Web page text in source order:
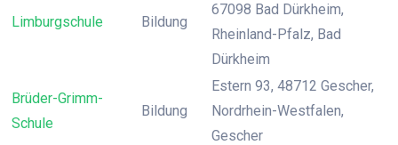
Limburgschule Bildung
67098 Bad Dürkheim,
Rheinland-Pfalz, Bad
Dürkheim
Brüder-Grimm-
Schule
Bildung
Estern 93, 48712 Gescher,
Nordrhein-Westfalen,
Gescher